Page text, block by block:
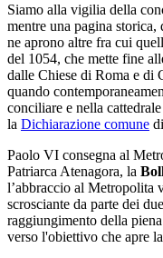
Siamo alla vigilia della
mentre una pagina storica,
ne aprono altre fra cui
del 1054, che mette fine
dalle Chiese di Roma e di
quando
conciliare e nella
la Dichiarazione comune
Paolo VI consegna al
Patriarca Atenagora, la
l’abbraccio al Metropolita
scrosciante da parte dei
raggiungimento della
verso l'obiettivo che apre